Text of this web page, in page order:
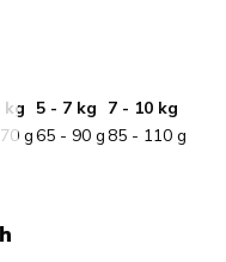
kg 5 - 7 kg 7 - 10 kg
g65 - 90 g 85 - 110 g